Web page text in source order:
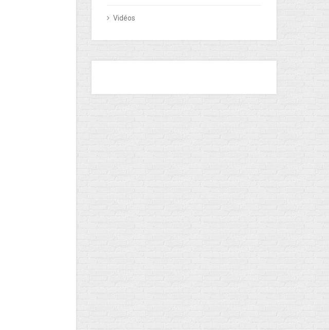
Vidéos